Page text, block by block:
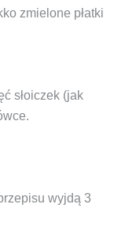
zmielone płatki
słoiczek (jak
wyjdą 3